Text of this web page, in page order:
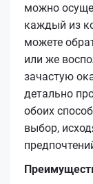
можно
каждый из
можете
или же
зачастую
детально
обоих
выбор,